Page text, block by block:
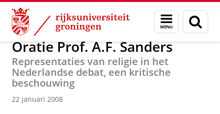
Skip
Content
Skip
Navigation
Menu
en
zoeken
Over ons Actueel Nieuws Nieuwsberichten
Oratie Prof. A.F. Sanders
Representaties van religie in het
Nederlandse debat, een kritische
beschouwing
22 januari 2008